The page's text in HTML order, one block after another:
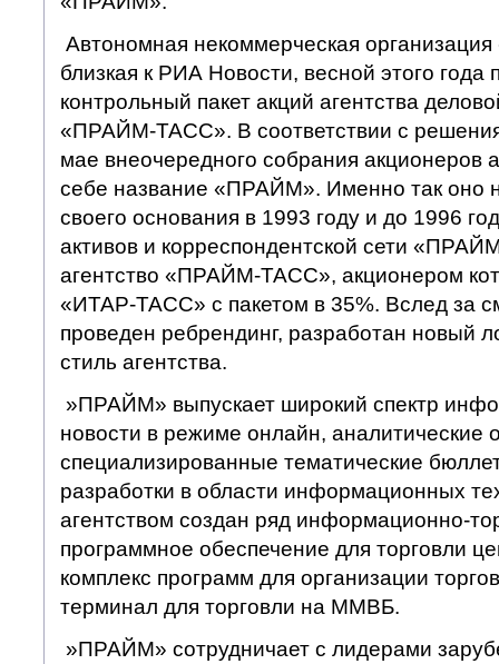
Автономная некоммерческая
близкая к РИА Новости, весной этого года
контрольный пакет акций агентства
«ПРАЙМ-ТАСС». В соответствии с
мае внеочередного собрания акционеров
себе название «ПРАЙМ». Именно так оно
своего основания в 1993 году и до 1996
активов и корреспондентской сети
агентство «ПРАЙМ-ТАСС», акционером
«ИТАР-ТАСС» с пакетом в 35%. Вслед за
проведен ребрендинг, разработан новый
стиль агентства.
»ПРАЙМ» выпускает широкий спектр
новости в режиме онлайн, аналитические
специализированные тематические
разработки в области информационных
агентством создан ряд информационно-
программное обеспечение для торговли
комплекс программ для организации
терминал для торговли на ММВБ.
»ПРАЙМ» сотрудничает с лидерами